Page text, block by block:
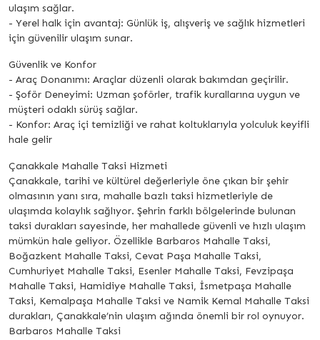
ulaşım sağlar.
- Yerel halk için avantaj: Günlük iş, alışveriş ve sağlık hizmetleri
için güvenilir ulaşım sunar.
Güvenlik ve Konfor
- Araç Donanımı: Araçlar düzenli olarak bakımdan geçirilir.
- Şoför Deneyimi: Uzman şoförler, trafik kurallarına uygun ve
müşteri odaklı sürüş sağlar.
- Konfor: Araç içi temizliği ve rahat koltuklarıyla yolculuk keyifli
hale gelir
Çanakkale Mahalle Taksi Hizmeti
Çanakkale, tarihi ve kültürel değerleriyle öne çıkan bir şehir
olmasının yanı sıra, mahalle bazlı taksi hizmetleriyle de
ulaşımda kolaylık sağlıyor. Şehrin farklı bölgelerinde bulunan
taksi durakları sayesinde, her mahallede güvenli ve hızlı ulaşım
mümkün hale geliyor. Özellikle Barbaros Mahalle Taksi,
Boğazkent Mahalle Taksi, Cevat Paşa Mahalle Taksi,
Cumhuriyet Mahalle Taksi, Esenler Mahalle Taksi, Fevzipaşa
Mahalle Taksi, Hamidiye Mahalle Taksi, İsmetpaşa Mahalle
Taksi, Kemalpaşa Mahalle Taksi ve Namik Kemal Mahalle Taksi
durakları, Çanakkale’nin ulaşım ağında önemli bir rol oynuyor.
Barbaros Mahalle Taksi